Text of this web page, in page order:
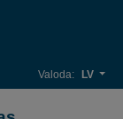
Valoda: LV